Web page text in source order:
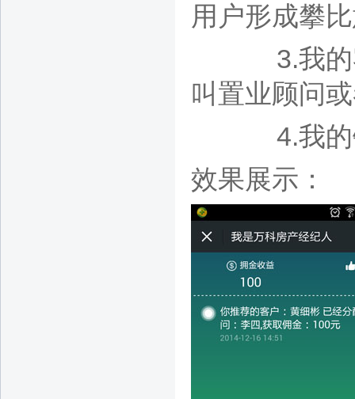
用户形成攀
3.我的
叫置业顾问
4.我的
效果展示：